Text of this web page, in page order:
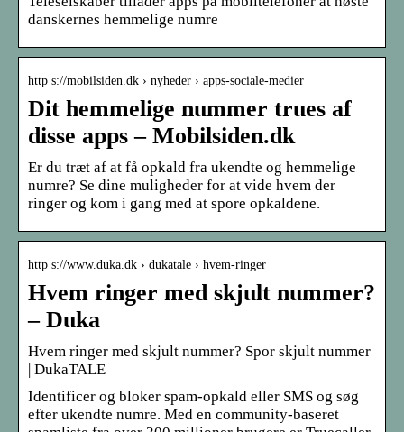
danskernes hemmelige numre
http s://mobilsiden.dk › nyheder › apps-sociale-medier
Dit hemmelige nummer trues af
disse apps – Mobilsiden.dk
Er du træt af at få opkald fra ukendte og hemmelige
numre? Se dine muligheder for at vide hvem der
ringer og kom i gang med at spore opkaldene.
http s://www.duka.dk › dukatale › hvem-ringer
Hvem ringer med skjult nummer?
– Duka
Hvem ringer med skjult nummer? Spor skjult nummer
| DukaTALE
Identificer og bloker spam-opkald eller SMS og søg
efter ukendte numre. Med en community-baseret